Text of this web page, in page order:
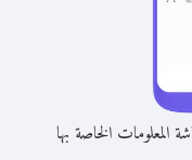
الخاصة بها